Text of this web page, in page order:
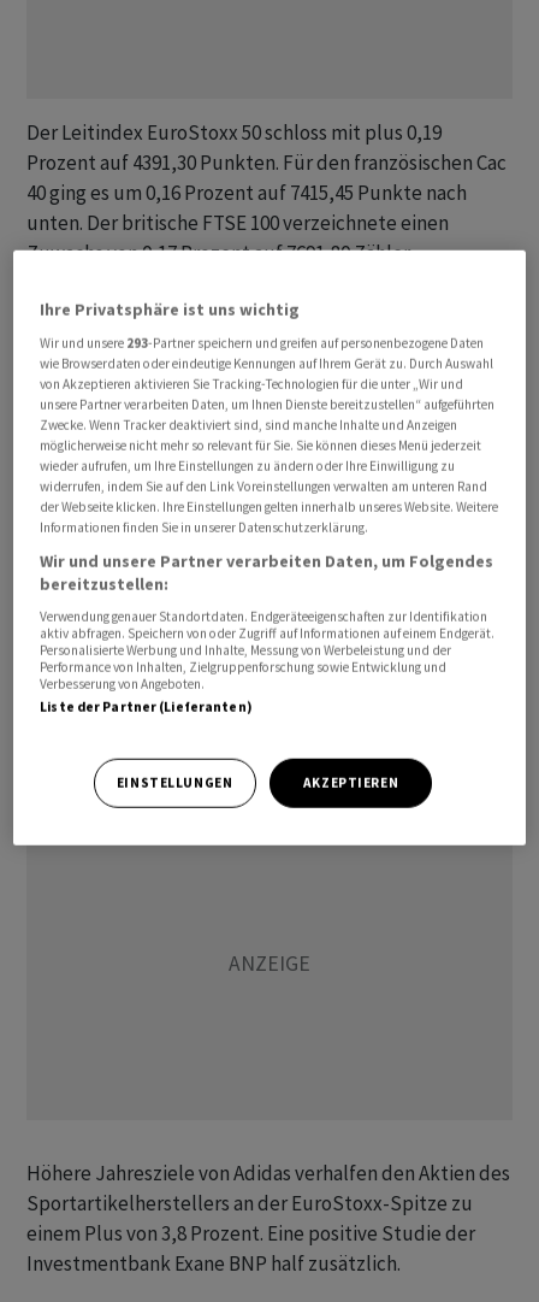
Der Leitindex EuroStoxx 50 schloss mit plus 0,19
Prozent auf 4391,30 Punkten. Für den französischen Cac
40 ging es um 0,16 Prozent auf 7415,45 Punkte nach
unten. Der britische FTSE 100 verzeichnete einen
Zuwachs von 0,17 Prozent auf 7691,80 Zähler.
Die Notenbanktermine könnten ein Zeichen in Richtung
der künftigen Geldpolitik setzen. Vor der Europäischen
Zentralbank (EZB) am Donnerstag steht am Mittwoch
zunächst die US-Notenbank Fed im Blick, die ihren
Leitzins mit grosser Wahrscheinlichkeit erneut anheben
wird. Nach der Zinspause im Juni erwarten Ökonomen
ganz überwiegend eine Erhöhung um 0,25
Prozentpunkte. Derzeit liegt das Zinsniveau in einer
Spanne von 5,00 bis 5,25 Prozent.
Mit Spannung werden von der Fed Signale für das
weitere Vorgehen erwartet. Viele Ökonomen gehen
davon aus, dass der Zinsschritt im Juli zunächst der
letzte gewesen sein könnte. Steigende Zinsen belasten
Risiko dann wieder attraktiver werden.
Höhere Jahresziele von Adidas verhalfen den Aktien des
Sportartikelherstellers an der EuroStoxx-Spitze zu
einem Plus von 3,8 Prozent. Eine positive Studie der
Investmentbank Exane BNP half zusätzlich.
Ihre Privatsphäre ist uns wichtig
Wir und unsere 293-Partner speichern und greifen auf personenbezogene Daten
wie Browserdaten oder eindeutige Kennungen auf Ihrem Gerät zu. Durch Auswahl
von Akzeptieren aktivieren Sie Tracking-Technologien für die unter „Wir und
unsere Partner verarbeiten Daten, um Ihnen Dienste bereitzustellen“ aufgeführten
Zwecke. Wenn Tracker deaktiviert sind, sind manche Inhalte und Anzeigen
möglicherweise nicht mehr so relevant für Sie. Sie können dieses Menü jederzeit
wieder aufrufen, um Ihre Einstellungen zu ändern oder Ihre Einwilligung zu
widerrufen, indem Sie auf den Link Voreinstellungen verwalten am unteren Rand
der Webseite klicken. Ihre Einstellungen gelten innerhalb unseres Website. Weitere
Informationen finden Sie in unserer Datenschutzerklärung.
Wir und unsere Partner verarbeiten Daten, um Folgendes
bereitzustellen:
Verwendung genauer Standortdaten. Endgeräteeigenschaften zur Identifikation
aktiv abfragen. Speichern von oder Zugriff auf Informationen auf einem Endgerät.
Personalisierte Werbung und Inhalte, Messung von Werbeleistung und der
Performance von Inhalten, Zielgruppenforschung sowie Entwicklung und
Verbesserung von Angeboten.
Liste der Partner (Lieferanten)
EINSTELLUNGEN AKZEPTIEREN